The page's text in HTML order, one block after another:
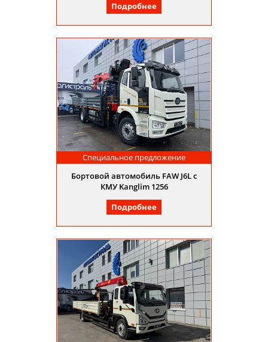
Подробнее
Специальное предложение
Бортовой автомобиль FAW J6L с
КМУ Kanglim 1256
Подробнее